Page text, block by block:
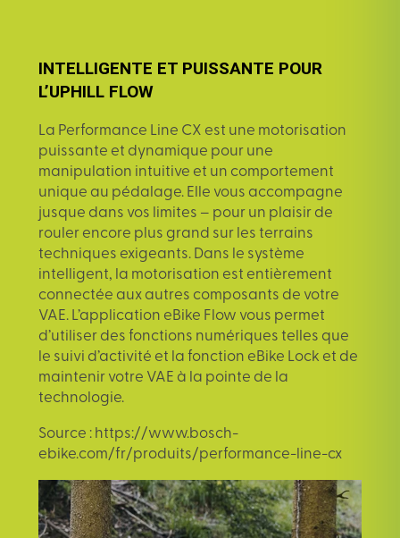
INTELLIGENTE ET PUISSANTE POUR
L’UPHILL FLOW
La Performance Line CX est une motorisation
puissante et dynamique pour une
manipulation intuitive et un comportement
unique au pédalage. Elle vous accompagne
jusque dans vos limites – pour un plaisir de
rouler encore plus grand sur les terrains
techniques exigeants. Dans le système
intelligent, la motorisation est entièrement
connectée aux autres composants de votre
VAE. L’application eBike Flow vous permet
d’utiliser des fonctions numériques telles que
le suivi d’activité et la fonction eBike Lock et de
maintenir votre VAE à la pointe de la
technologie.
Source : https://www.bosch-
ebike.com/fr/produits/performance-line-cx